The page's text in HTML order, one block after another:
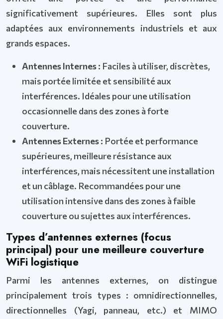
significativement supérieures. Elles sont plus
adaptées aux environnements industriels et aux
grands espaces.
Antennes Internes : Faciles à utiliser, discrètes,
mais portée limitée et sensibilité aux
interférences. Idéales pour une utilisation
occasionnelle dans des zones à forte
couverture.
Antennes Externes : Portée et performance
supérieures, meilleure résistance aux
interférences, mais nécessitent une installation
et un câblage. Recommandées pour une
utilisation intensive dans des zones à faible
couverture ou sujettes aux interférences.
Types d’antennes externes (focus
principal) pour une meilleure couverture
WiFi logistique
Parmi les antennes externes, on distingue
principalement trois types : omnidirectionnelles,
directionnelles (Yagi, panneau, etc.) et MIMO